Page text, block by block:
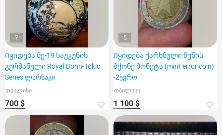
7
Იყიდება მე-19 საუკუნის
გერმანული Royal Bonn-Tokio
Series ლარნაკი
თბილისი
700 $
5
Იყიდება ქარხნული წუნის
მქონე მონეტა (mint error coin)
-2ევრო
თბილისი
1 100 $